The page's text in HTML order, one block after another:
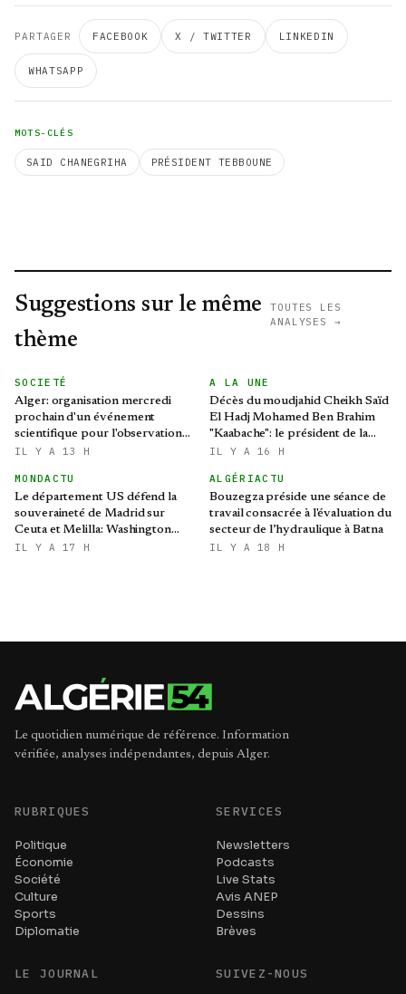
PARTAGER FACEBOOK X / TWITTER LINKEDIN
WHATSAPP
MOTS-CLÉS
SAID CHANEGRIHA PRÉSIDENT TEBBOUNE
Suggestions sur le même
thème
TOUTES LES
ANALYSES →
SOCIETÉ
Alger: organisation mercredi
prochain d'un événement
scientifique pour l'observation
de l'éclipse solaire partielle
IL Y A 13 H
A LA UNE
Décès du moudjahid Cheikh Saïd
El Hadj Mohamed Ben Brahim
"Kaabache": le président de la
République présente ses
IL Y A 16 H
MONDACTU
Le département US défend la
souveraineté de Madrid sur
Ceuta et Melilla: Washington
refroidit les ambitions
IL Y A 17 H
ALGÉRIACTU
Bouzegza préside une séance de
travail consacrée à l'évaluation du
secteur de l’hydraulique à Batna
IL Y A 18 H
Le quotidien numérique de référence. Information
vérifiée, analyses indépendantes, depuis Alger.
RUBRIQUES
Politique
Économie
Société
Culture
Sports
Diplomatie
SERVICES
Newsletters
Podcasts
Live Stats
Avis ANEP
Dessins
Brèves
LE JOURNAL SUIVEZ-NOUS